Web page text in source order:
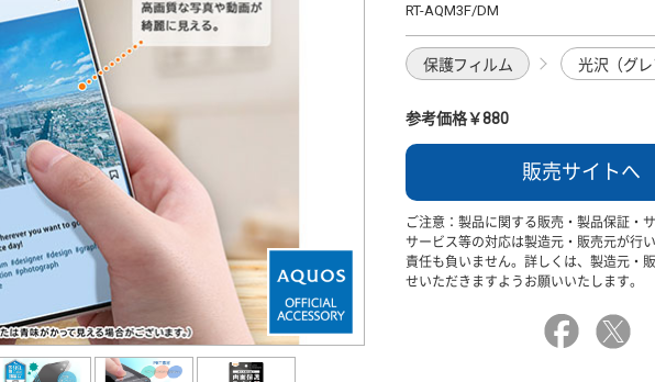
RT-AQM3F/DM
保護フィルム 光沢（グレ
参考価格￥880
販売サイトへ
ご注意：製品に関する販売・製品保証・
サービス等の対応は製造元・販売元が行
責任も負いません。詳しくは、製造元・
せいただきますようお願いいたします。